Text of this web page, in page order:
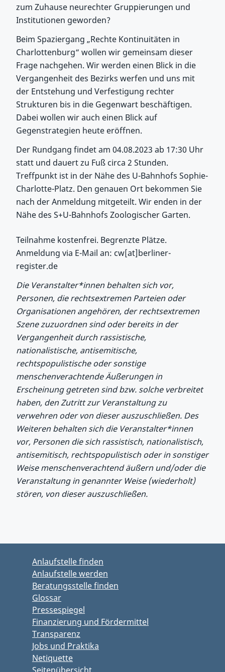
zum Zuhause neurechter Gruppierungen und
Institutionen geworden?
Beim Spaziergang „Rechte Kontinuitäten in
Charlottenburg“ wollen wir gemeinsam dieser
Frage nachgehen. Wir werden einen Blick in die
Vergangenheit des Bezirks werfen und uns mit
der Entstehung und Verfestigung rechter
Strukturen bis in die Gegenwart beschäftigen.
Dabei wollen wir auch einen Blick auf
Gegenstrategien heute eröffnen.
Der Rundgang findet am 04.08.2023 ab 17:30 Uhr
statt und dauert zu Fuß circa 2 Stunden.
Treffpunkt ist in der Nähe des U-Bahnhofs Sophie-
Charlotte-Platz. Den genauen Ort bekommen Sie
nach der Anmeldung mitgeteilt. Wir enden in der
Nähe des S+U-Bahnhofs Zoologischer Garten.
Teilnahme kostenfrei. Begrenzte Plätze.
Anmeldung via E-Mail an: cw[at]berliner-
register.de
Die Veranstalter*innen behalten sich vor,
Personen, die rechtsextremen Parteien oder
Organisationen angehören, der rechtsextremen
Szene zuzuordnen sind oder bereits in der
Vergangenheit durch rassistische,
nationalistische, antisemitische,
rechtspopulistische oder sonstige
menschenverachtende Äußerungen in
Erscheinung getreten sind bzw. solche verbreitet
haben, den Zutritt zur Veranstaltung zu
verwehren oder von dieser auszuschließen. Des
Weiteren behalten sich die Veranstalter*innen
vor, Personen die sich rassistisch, nationalistisch,
antisemitisch, rechtspopulistisch oder in sonstiger
Weise menschenverachtend äußern und/oder die
Veranstaltung in genannter Weise (wiederholt)
stören, von dieser auszuschließen.
Anlaufstelle finden
Anlaufstelle werden
Beratungsstelle finden
Glossar
Pressespiegel
Finanzierung und Fördermittel
Transparenz
Jobs und Praktika
Netiquette